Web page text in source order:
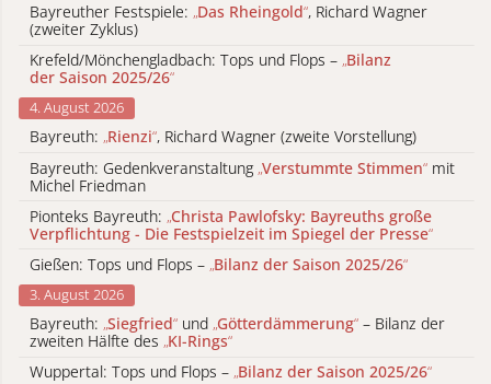
Bayreuther Festspiele: „Das Rheingold“, Richard Wagner
(zweiter Zyklus)
Krefeld/Mönchengladbach: Tops und Flops – „Bilanz
der Saison 2025/26“
4. August 2026
Bayreuth: „Rienzi“, Richard Wagner (zweite Vorstellung)
Bayreuth: Gedenkveranstaltung „Verstummte Stimmen“ mit
Michel Friedman
Pionteks Bayreuth: „Christa Pawlofsky: Bayreuths große
Verpflichtung - Die Festspielzeit im Spiegel der Presse“
Gießen: Tops und Flops – „Bilanz der Saison 2025/26“
3. August 2026
Bayreuth: „Siegfried“ und „Götterdämmerung“ – Bilanz der
zweiten Hälfte des „KI-Rings“
Wuppertal: Tops und Flops – „Bilanz der Saison 2025/26“